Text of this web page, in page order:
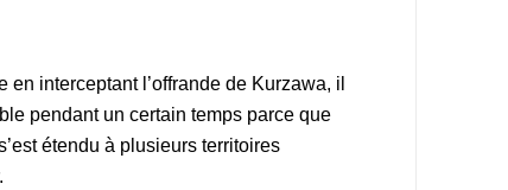
interceptant l’offrande de Kurzawa, il
pendant un certain temps parce que
étendu à plusieurs territoires